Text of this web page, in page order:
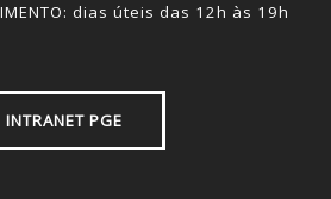
dias úteis das 12h às 19h
INTRANET PGE